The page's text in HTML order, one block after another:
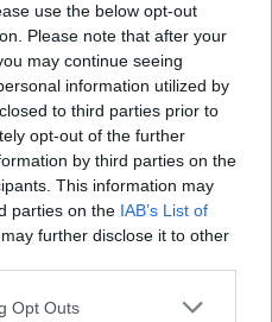
use the below opt-out
Please note that after your
may continue seeing
information utilized by
to third parties prior to
opt-out of the further
by third parties on the
This information may
parties on the IAB’s List of
further disclose it to other
Opt Outs